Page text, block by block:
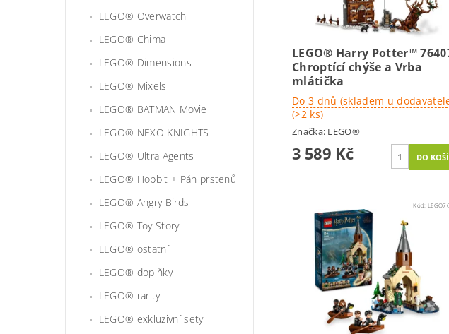
LEGO® Overwatch
LEGO® Chima
LEGO® Dimensions
LEGO® Mixels
LEGO® BATMAN Movie
LEGO® NEXO KNIGHTS
LEGO® Ultra Agents
LEGO® Hobbit + Pán prstenů
LEGO® Angry Birds
LEGO® Toy Story
LEGO® ostatní
LEGO® doplňky
LEGO® rarity
LEGO® exkluzivní sety
LEGO® Harry Potter™
Chroptící chýše a Vrba
mlátička
Do 3 dnů (skladem u
(>2 ks)
Značka: LEGO®
3 589 Kč
Kód: